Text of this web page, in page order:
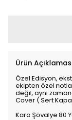
Ürün
Özel Edisyon,
ekipten özel
değil, aynı
Cover ( Sert
Kara Şövalye 80